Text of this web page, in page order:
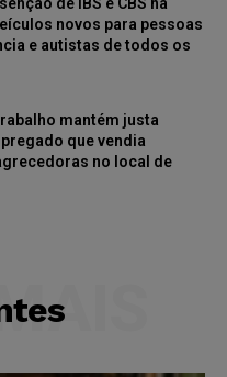
novos para pessoas
e autistas de todos os
mantém justa
que vendia
no local de